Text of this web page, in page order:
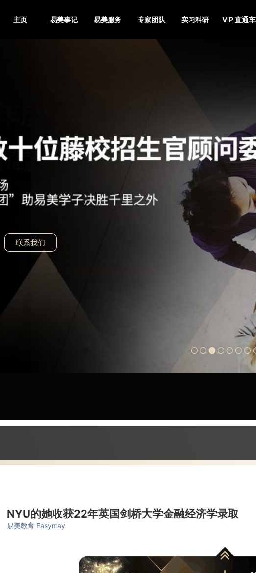
主页 易美事记 易美服务 专家团队 实习科研 VIP 直通车
联系我们
NYU的她收获22年英国剑桥大学金融经济学录取
易美教育 Easymay